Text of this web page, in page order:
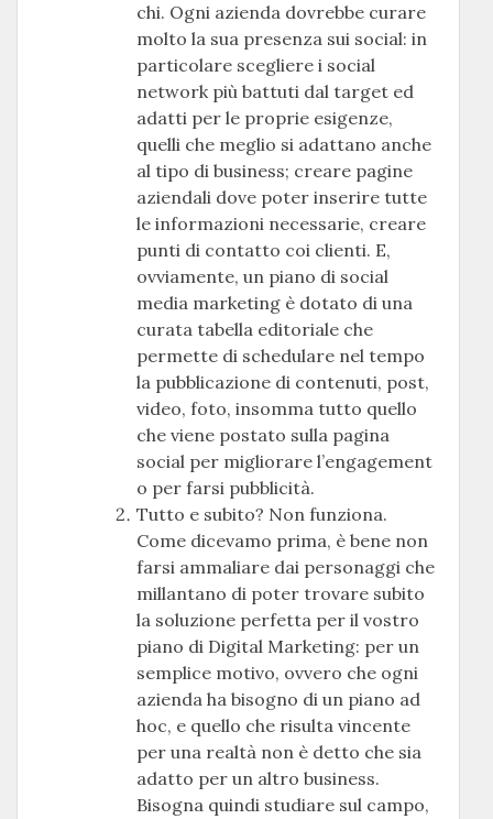
chi. Ogni azienda dovrebbe curare
molto la sua presenza sui social: in
particolare scegliere i social
network più battuti dal target ed
adatti per le proprie esigenze,
quelli che meglio si adattano anche
al tipo di business; creare pagine
aziendali dove poter inserire tutte
le informazioni necessarie, creare
punti di contatto coi clienti. E,
ovviamente, un piano di social
media marketing è dotato di una
curata tabella editoriale che
permette di schedulare nel tempo
la pubblicazione di contenuti, post,
video, foto, insomma tutto quello
che viene postato sulla pagina
social per migliorare l’engagement
o per farsi pubblicità.
Tutto e subito? Non funziona.
Come dicevamo prima, è bene non
farsi ammaliare dai personaggi che
millantano di poter trovare subito
la soluzione perfetta per il vostro
piano di Digital Marketing: per un
semplice motivo, ovvero che ogni
azienda ha bisogno di un piano ad
hoc, e quello che risulta vincente
per una realtà non è detto che sia
adatto per un altro business.
Bisogna quindi studiare sul campo,